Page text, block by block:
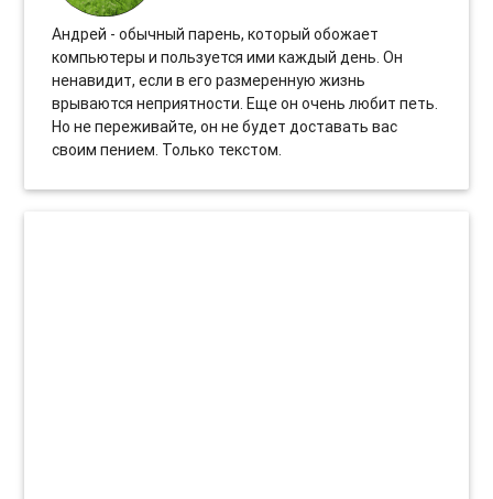
Андрей - обычный парень, который обожает
компьютеры и пользуется ими каждый день. Он
ненавидит, если в его размеренную жизнь
врываются неприятности. Еще он очень любит петь.
Но не переживайте, он не будет доставать вас
своим пением. Только текстом.